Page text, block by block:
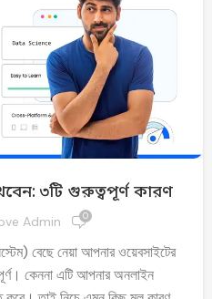
৩টি গুরুত্বপূর্ণ কারণ
Admin 0
বেছে নেয়া আপনার ওয়েবসাইটের
কেননা এটি আপনার অনলাইন